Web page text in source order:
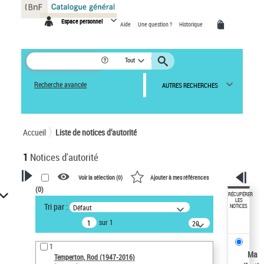
Espace personnel Aide Une question ? Historique
Tout
Recherche avancée AUTRES RECHERCHES
Accueil Liste de notices d’autorité
1 Notices d'autorité
VOTRE RECHERCHE
Recherche avancée dans les
notices d’autorité
Œuvres liées à l'auteur :
Temperton, Rod (1947-2016)
Voir la sélection (0) Ajouter à mes références
(0)
Tri par : Défaut
sur 1
20
résultats/page
1
Temperton, Rod (1947-2016)
RÉCUPÉRER
LES
NOTICES
Ma
Panneau de gestion des cookies